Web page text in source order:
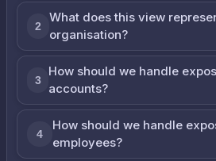
2
What does this view
organisation?
3
How should we handle
accounts?
4
How should we handle
employees?